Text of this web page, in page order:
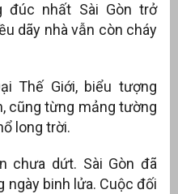
đúc nhất Sài Gòn trở
dãy nhà vẫn còn cháy
Thế Giới, biểu tượng
cũng từng mảng tường
long trời.
chưa dứt. Sài Gòn đã
binh lửa. Cuộc đối